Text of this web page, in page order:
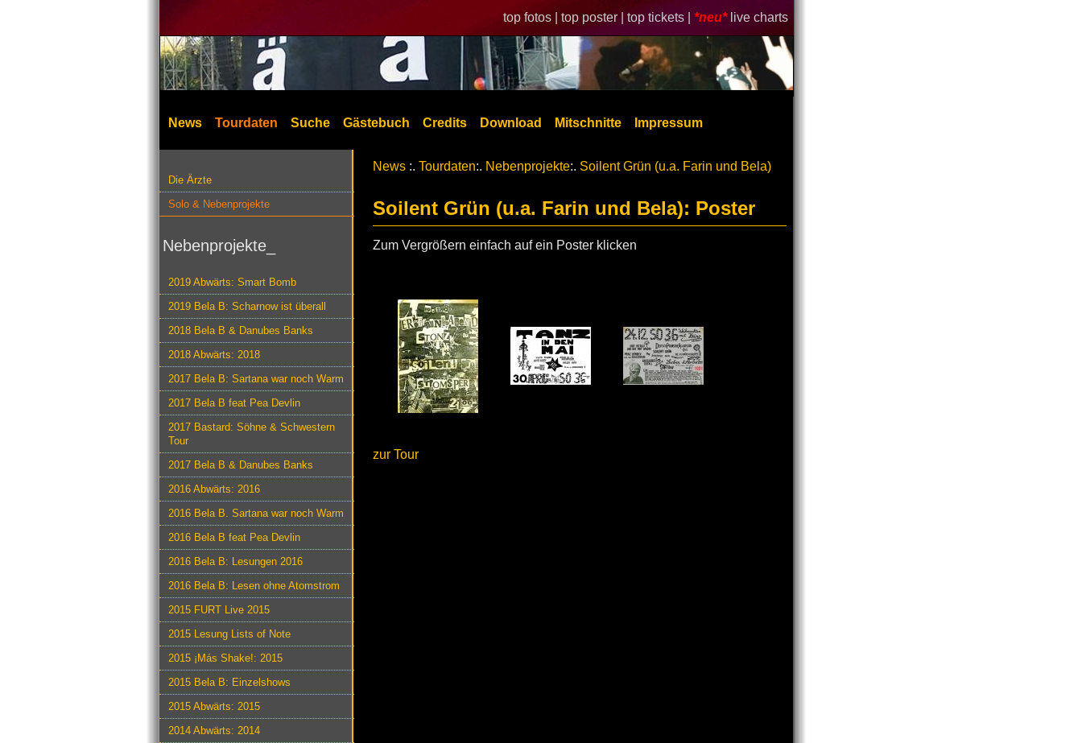
top fotos | top poster | top tickets | *neu* live charts
News Tourdaten Suche Gästebuch Credits Download Mitschnitte Impressum
Die Ärzte
Solo & Nebenprojekte
Nebenprojekte_
2019 Abwärts: Smart Bomb
2019 Bela B: Scharnow ist überall
2018 Bela B & Danubes Banks
2018 Abwärts: 2018
2017 Bela B: Sartana war noch Warm
2017 Bela B feat Pea Devlin
2017 Bastard: Söhne & Schwestern
Tour
2017 Bela B & Danubes Banks
2016 Abwärts: 2016
2016 Bela B. Sartana war noch Warm
2016 Bela B feat Pea Devlin
2016 Bela B: Lesungen 2016
2016 Bela B: Lesen ohne Atomstrom
2015 FURT Live 2015
2015 Lesung Lists of Note
2015 ¡Más Shake!: 2015
2015 Bela B: Einzelshows
2015 Abwärts: 2015
2014 Abwärts: 2014
News :. Tourdaten:. Nebenprojekte:. Soilent Grün (u.a. Farin und Bela)
Soilent Grün (u.a. Farin und Bela): Poster
Zum Vergrößern einfach auf ein Poster klicken
zur Tour